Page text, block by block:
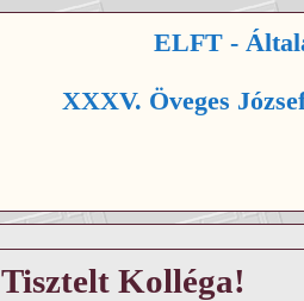
ELFT -
XXXV. Öveges
Tisztelt Kolléga!